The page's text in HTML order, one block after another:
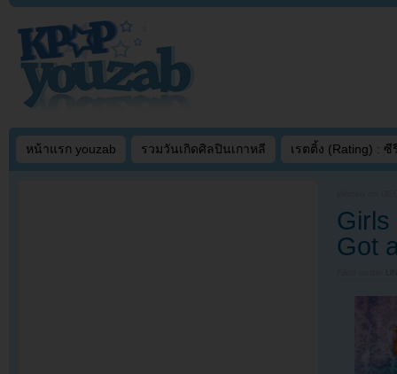
หน้าแรก youzab รวมวันเกิดศิลปินเกาหลี เรตติ้ง (Rating) : ซี
Got